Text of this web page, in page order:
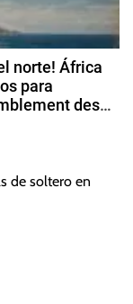
norte! África
para
des